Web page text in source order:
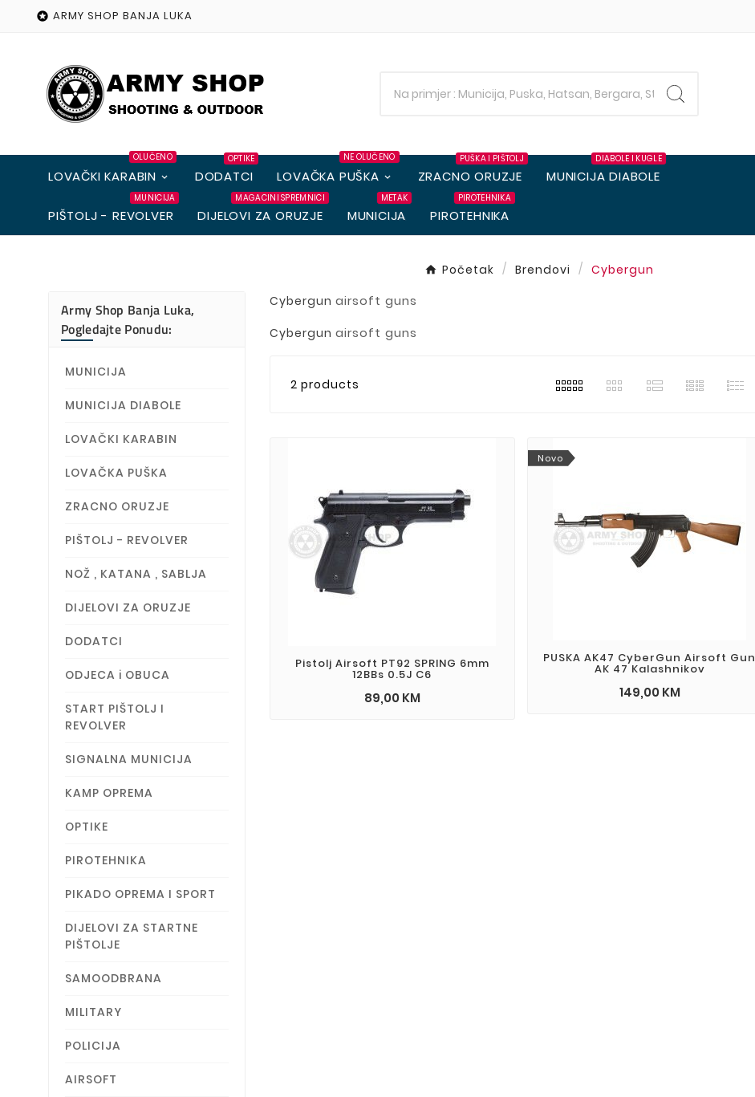
 ARMY SHOP BANJA LUKA
LOVAČKI KARABIN
OLUČENO
DODATCI
OPTIKE
LOVAČKA PUŠKA
NE OLUČENO
ZRACNO ORUZJE
PUŠKA I PIŠTOLJ
MUNICIJA DIABOLE
DIABOLE I KUGLE
PIŠTOLJ - REVOLVER
MUNICIJA
DIJELOVI ZA ORUZJE
MAGACINI SPREMNICI
MUNICIJA
METAK
PIROTEHNIKA
PIROTEHNIKA
Početak Brendovi Cybergun
Army Shop Banja Luka,
Pogledajte Ponudu:
MUNICIJA
MUNICIJA DIABOLE
LOVAČKI KARABIN
LOVAČKA PUŠKA
ZRACNO ORUZJE
PIŠTOLJ - REVOLVER
NOŽ , KATANA , SABLJA
DIJELOVI ZA ORUZJE
DODATCI
ODJECA i OBUCA
START PIŠTOLJ I
REVOLVER
SIGNALNA MUNICIJA
KAMP OPREMA
OPTIKE
PIROTEHNIKA
PIKADO OPREMA I SPORT
DIJELOVI ZA STARTNE
PIŠTOLJE
SAMOODBRANA
MILITARY
POLICIJA
AIRSOFT
Cybergun airsoft guns
Cybergun airsoft guns
2 products
Pistolj Airsoft PT92 SPRING 6mm
12BBs 0.5J C6
89,00 KM
Novo
PUSKA AK47 CyberGun Airsoft Gun
AK 47 Kalashnikov
149,00 KM